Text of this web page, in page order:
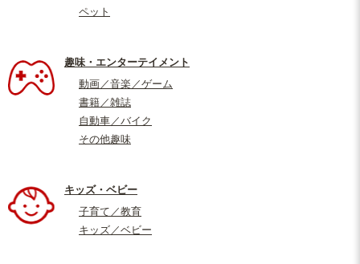
ペット
趣味・エンターテイメント
動画／音楽／ゲーム
書籍／雑誌
自動車／バイク
その他趣味
キッズ・ベビー
子育て／教育
キッズ／ベビー